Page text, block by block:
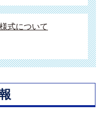
式について